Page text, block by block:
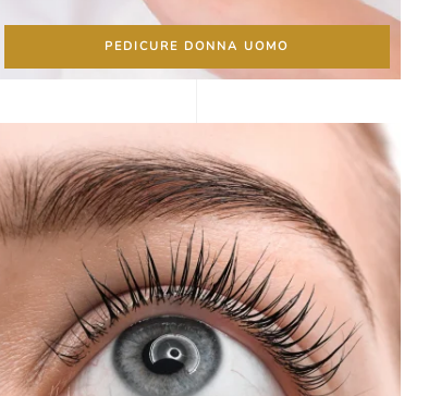
PEDICURE DONNA UOMO